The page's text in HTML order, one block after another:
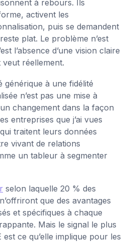
à rebours. Ils
activent les
puis se demandent
plat. Le problème n’est
l’absence d’une vision claire
réellement.
générique à une fidélité
n’est pas une mise à
changement dans la façon
entreprises que j’ai vues
traitent leurs données
vivant de relations
un tableur à segmenter
selon laquelle 20 % des
que des avantages
et spécifiques à chaque
Mais le signal le plus
ce qu’elle implique pour les